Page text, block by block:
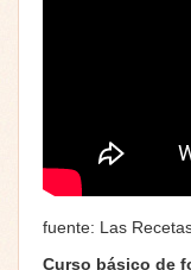
fuente: Las
Curso básico de